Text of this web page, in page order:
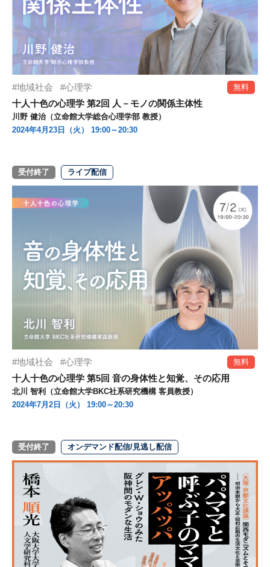
地域社会
心理学
十人十色の心理学 第2回 人－モノの関係主体性
川野 健治（立命館大学総合心理学部 教授）
2024年4月23日（火） 19:00～20:30
無料
受付終了 ライブ配信
地域社会
心理学
十人十色の心理学 第5回 音の身体性と知覚、その応用
北川 智利（立命館大学BKC社系研究機構 客員教授）
2024年7月2日（火） 19:00～20:30
無料
受付終了 オンデマンド配信/見逃し配信